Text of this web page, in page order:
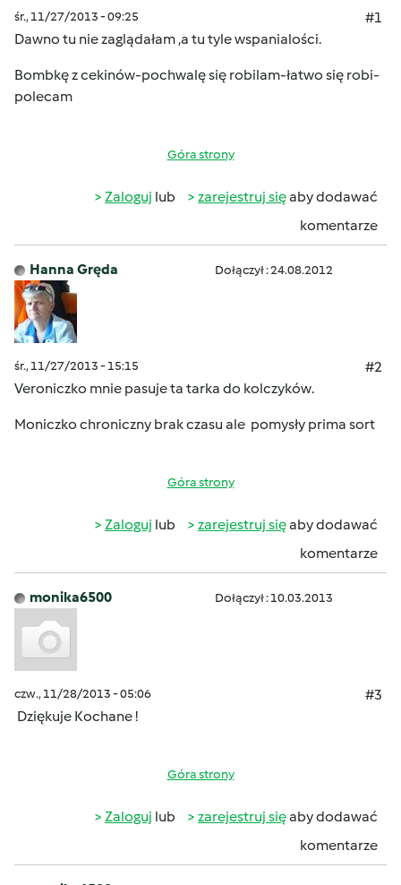
śr., 11/27/2013 - 09:25
#1
Dawno tu nie zaglądałam ,a tu tyle wspanialości.
Bombkę z cekinów-pochwalę się robilam-łatwo się robi-
polecam
Góra strony
Zaloguj lub zarejestruj sięaby dodawać
komentarze
Hanna Gręda Dołączył : 24.08.2012
śr., 11/27/2013 - 15:15
#2
Veroniczko mnie pasuje ta tarka do kolczyków.
Moniczko chroniczny brak czasu ale pomysły prima sort
Góra strony
Zaloguj lub zarejestruj sięaby dodawać
komentarze
monika6500 Dołączył : 10.03.2013
czw., 11/28/2013 - 05:06
#3
Dziękuje Kochane !
Góra strony
Zaloguj lub zarejestruj sięaby dodawać
komentarze